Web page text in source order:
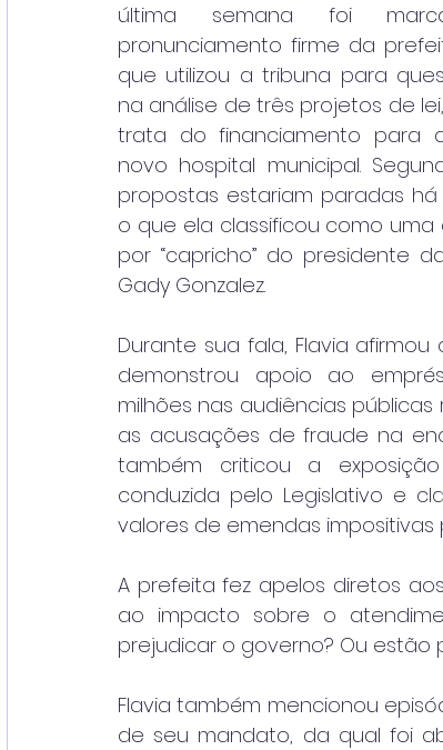
última semana foi
pronunciamento firme da
que utilizou a tribuna para
na análise de três projetos de
trata do financiamento para
novo hospital municipal.
propostas estariam paradas há
o que ela classificou como
por “capricho” do presidente
Gady Gonzalez.
Durante sua fala, Flavia
demonstrou apoio ao
milhões nas audiências
as acusações de fraude na
também criticou a
conduzida pelo Legislativo e
valores de emendas
A prefeita fez apelos diretos
ao impacto sobre o
prejudicar o governo? Ou estão
Flavia também mencionou
de seu mandato, da qual foi